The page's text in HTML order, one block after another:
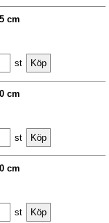
cm
st
cm
st
cm
st